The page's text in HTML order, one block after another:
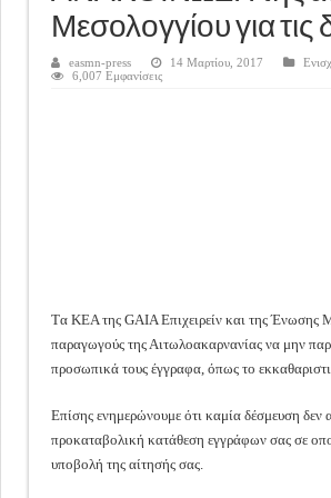
Tακτική Γενική Συνέλευση
Η περίοδος συγκομιδής της
Μεσολογγίου για
easmn-press 14 Μαρτίου, 2017
6,007 Εμφανίσεις
Tα ΚΕΑ της GAIAΕπιχειρείν και της Ένωσης
παραγωγούς της Αιτωλοακαρνανίας να μην
προσωπικά τους έγγραφα, όπως το
Επίσης ενημερώνουμε ότι καμία δέσμευση δεν
προκαταβολική κατάθεση εγγράφων σας σε
υποβολή της αίτησής σας.